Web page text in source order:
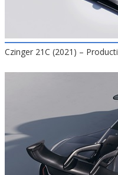
Czinger 21C (2021) –